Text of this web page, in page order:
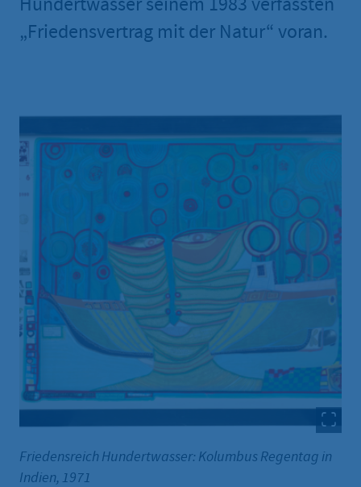
„Friedensvertrag mit der Natur“ voran.
Friedensreich Hundertwasser: Kolumbus Regentag in
Indien, 1971